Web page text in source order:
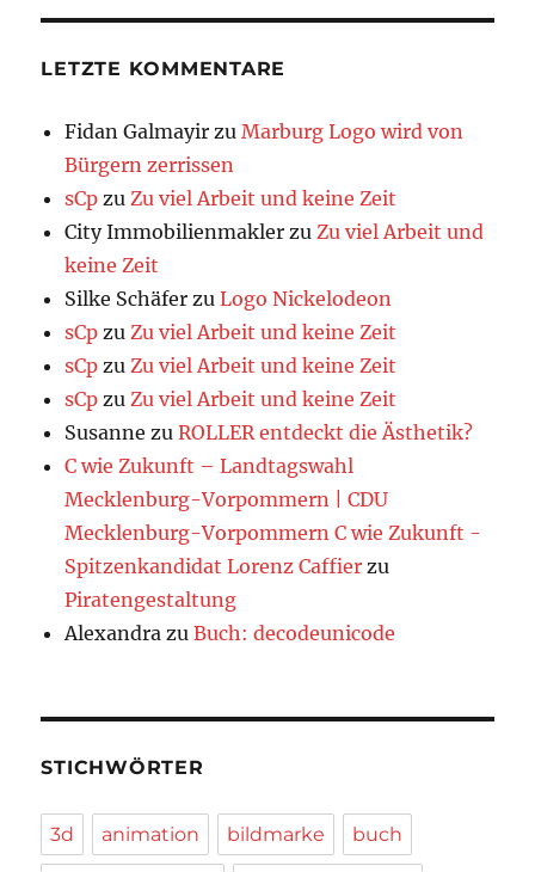
LETZTE KOMMENTARE
Fidan Galmayir zuMarburg Logo wird von
Bürgern zerrissen
sCp zuZu viel Arbeit und keine Zeit
City Immobilienmakler zuZu viel Arbeit und
keine Zeit
Silke Schäfer zuLogo Nickelodeon
sCp zuZu viel Arbeit und keine Zeit
sCp zuZu viel Arbeit und keine Zeit
sCp zuZu viel Arbeit und keine Zeit
Susanne zuROLLER entdeckt die Ästhetik?
C wie Zukunft – Landtagswahl
Mecklenburg-Vorpommern | CDU
Mecklenburg-Vorpommern C wie Zukunft -
Spitzenkandidat Lorenz Caffier zu
Piratengestaltung
Alexandra zuBuch: decodeunicode
STICHWÖRTER
3d animation bildmarke buch